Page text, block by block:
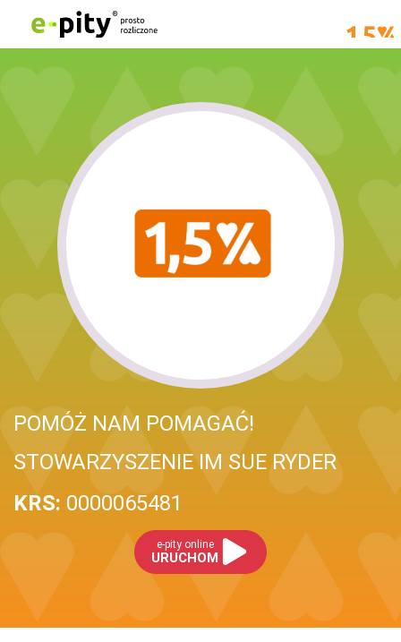
POMÓŻ NAM POMAGAĆ!
STOWARZYSZENIE IM SUE RYDER
KRS: 0000065481
e-pity online
URUCHOM